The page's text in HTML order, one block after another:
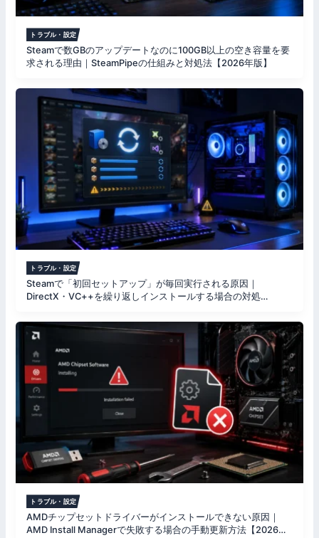
トラブル・設定
Steamで数GBのアップデートなのに100GB以上の空き容量を要
求される理由｜SteamPipeの仕組みと対処法【2026年版】
トラブル・設定
Steamで「初回セットアップ」が毎回実行される原因｜
DirectX・VC++を繰り返しインストールする場合の対処
トラブル・設定
AMDチップセットドライバーがインストールできない原因｜
AMD Install Managerで失敗する場合の手動更新方法【2026年